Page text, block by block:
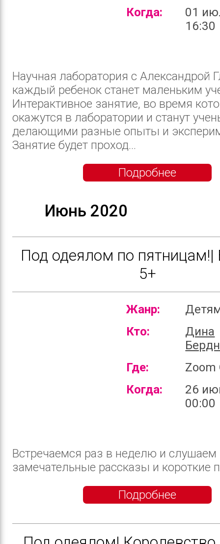
Когда:
01
16:30
Научная лаборатория с Александрой
каждый ребенок станет маленьким
Интерактивное занятие, во время
окажутся в лаборатории и станут
делающими разные опыты и
Занятие будет проход...
Подробнее
Июнь 2020
Под одеялом по пятницам!|
5+
Жанр:
Кто:
Дина
Где:
Zoom
Когда:
26
00:00
Встречаемся раз в неделю и слушаем
замечательные рассказы и короткие
Подробнее